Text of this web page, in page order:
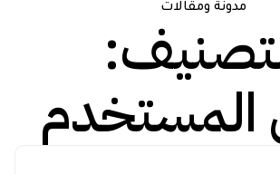
مدونة ومقالات
المستخدم